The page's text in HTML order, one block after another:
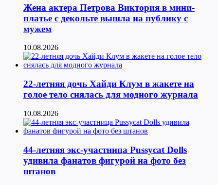
Жена актера Петрова Виктория в мини-
платье с декольте вышла на публику с
мужем
10.08.2026
22-летняя дочь Хайди Клум в жакете на
голое тело снялась для модного журнала
10.08.2026
44-летняя экс-участница Pussycat Dolls
удивила фанатов фигурой на фото без
штанов